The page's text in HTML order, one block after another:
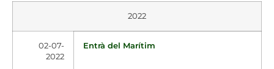
2022
02-07-
2022
Entrà del Marítim